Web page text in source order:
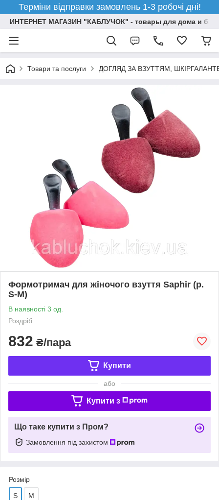
Терміни відправки замовлень 1-3 робочі дні!
ИНТЕРНЕТ МАГАЗИН "КАБЛУЧОК" - товары для дома и
Товари та послуги ДОГЛЯД ЗА ВЗУТТЯМ,
Формотримач для жіночого взуття Saphir (р.
S-M)
В наявності 3 од.
Роздріб
832 ₴/пара
Купити
або
Купити з
Що таке купити з Пром?
Замовлення під захистом
Розмір
S M